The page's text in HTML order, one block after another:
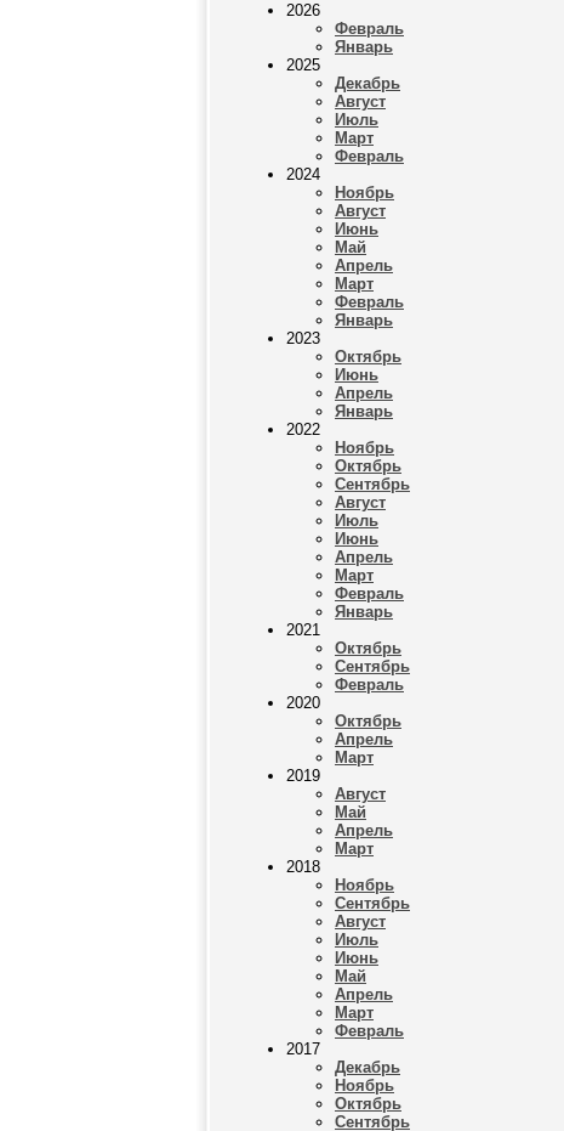
2026
Февраль
Январь
2025
Декабрь
Август
Июль
Март
Февраль
2024
Ноябрь
Август
Июнь
Май
Апрель
Март
Февраль
Январь
2023
Октябрь
Июнь
Апрель
Январь
2022
Ноябрь
Октябрь
Сентябрь
Август
Июль
Июнь
Апрель
Март
Февраль
Январь
2021
Октябрь
Сентябрь
Февраль
2020
Октябрь
Апрель
Март
2019
Август
Май
Апрель
Март
2018
Ноябрь
Сентябрь
Август
Июль
Июнь
Май
Апрель
Март
Февраль
2017
Декабрь
Ноябрь
Октябрь
Сентябрь